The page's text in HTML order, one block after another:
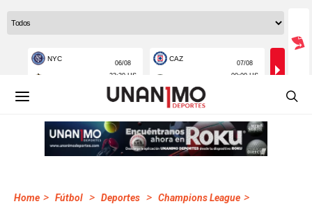
Home > Fútbol > Deportes > Champions League >